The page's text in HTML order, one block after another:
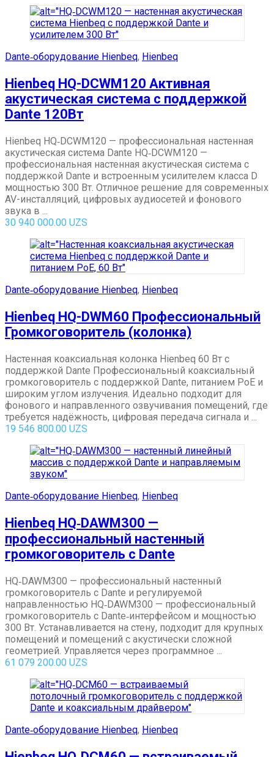
Dante‑оборудование Hienbeq, Hienbeq
Hienbeq HQ-DCWM120 Активная
акустическая система с поддержкой
Dante 120Вт
Hienbeq HQ‑DCWM120 — профессиональная настенная
акустическая система Dante HQ‑DCWM120 —
профессиональная настенная акустическая система с
поддержкой Dante и встроенным усилителем класса D
мощностью 300 Вт. Отличное решение для современных
AV-инсталляций, цифровых аудиосетей и фонового
звука в ...
30 940 000.00 UZS
Dante‑оборудование Hienbeq, Hienbeq
Hienbeq HQ-DWM60 Профессиональный
Громкоговоритель (колонка)
Настенная коаксиальная колонка Hienbeq 60 Вт с
поддержкой Dante Профессиональный коаксиальный
громкоговоритель с поддержкой Dante, питанием PoE и
широким углом излучения. Идеально подходит для
фонового и направленного озвучивания помещений, где
требуется надёжность, цифровая передача сигнала и ...
19 546 800.00 UZS
Dante‑оборудование Hienbeq, Hienbeq
Hienbeq HQ‑DAWM300 —
профессиональный настенный
громкоговоритель с Dante
HQ‑DAWM300 — профессиональный настенный
громкоговоритель с Dante и регулируемой
направленностью HQ‑DAWM300 — профессиональный
громкоговоритель с Dante‑интерфейсом и мощностью
300 Вт. Устанавливается на стену, подходит для крупных
помещений и помещений с акустически сложной
геометрией. Управляется через программное ...
61 079 200.00 UZS
Dante‑оборудование Hienbeq, Hienbeq